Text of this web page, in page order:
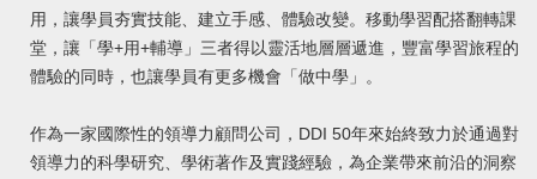
用，讓學員夯實技能、建立手感、體驗改變。移動學習配搭翻轉課
堂，讓「學+用+輔導」三者得以靈活地層層遞進，豐富學習旅程的
體驗的同時，也讓學員有更多機會「做中學」。
作為一家國際性的領導力顧問公司，DDI 50年來始終致力於通過對
領導力的科學研究、學術著作及實踐經驗，為企業帶來前沿的洞察